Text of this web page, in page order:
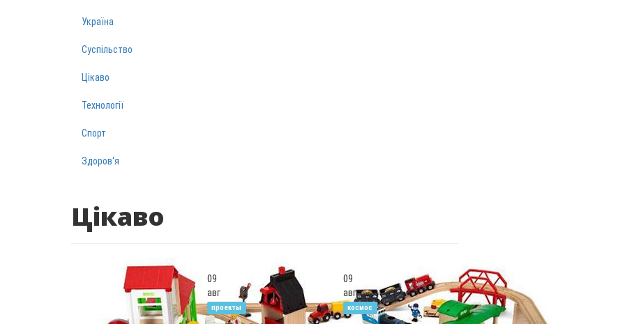
Україна
Суспільство
Цікаво
Технології
Спорт
Здоров‘я
Цікаво
09
авг
проекты
09
авг
космос